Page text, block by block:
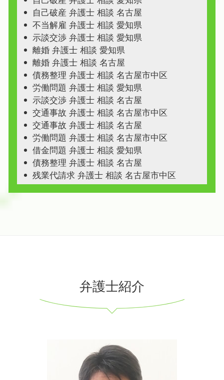
自己破産 弁護士 相談 名古屋
不当解雇 弁護士 相談 愛知県
示談交渉 弁護士 相談 愛知県
離婚 弁護士 相談 愛知県
離婚 弁護士 相談 名古屋
債務整理 弁護士 相談 名古屋市中区
労働問題 弁護士 相談 愛知県
示談交渉 弁護士 相談 名古屋
交通事故 弁護士 相談 名古屋市中区
交通事故 弁護士 相談 名古屋
労働問題 弁護士 相談 名古屋市中区
借金問題 弁護士 相談 愛知県
債務整理 弁護士 相談 名古屋
残業代請求 弁護士 相談 名古屋市中区
弁護士紹介